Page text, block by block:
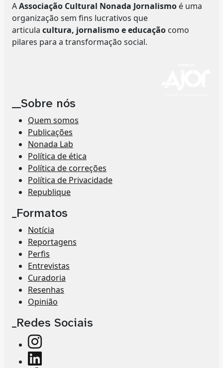
AAssociação Cultural Nonada Jornalismo é uma
organização sem fins lucrativos que
articula cultura, jornalismo e educação como
pilares para a transformação social.
__Sobre nós
Quem somos
Publicações
Nonada Lab
Política de ética
Política de correções
Política de Privacidade
Republique
_Formatos
Notícia
Reportagens
Perfis
Entrevistas
Curadoria
Resenhas
Opinião
_Redes Sociais